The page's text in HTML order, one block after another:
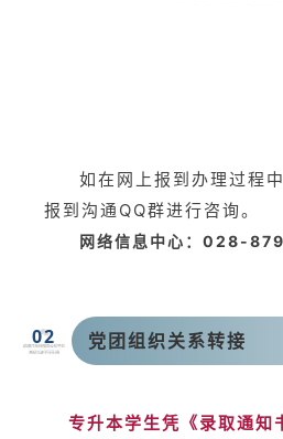
如在网上报到办理过程
报到沟通QQ群进行咨询。
网络信息中心：028-
02 党团组织关系转接
专升本学生凭《录取通知